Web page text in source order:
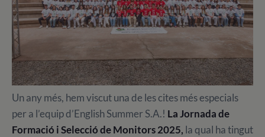
Un any més, hem viscut una de les cites més especials
per a l’equip d’English Summer S.A.! La Jornada de
Formació i Selecció de Monitors 2025, la qual ha tingut